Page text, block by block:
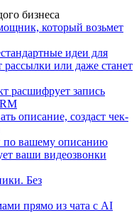
бизнеса
который возьмет
идеи для
или даже станет
расшифрует запись
описание, создаст чек-
по вашему описанию
ваши видеозвонки
Без
прямо из чата с AI